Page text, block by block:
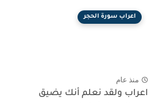
اعراب سورة الحجر
منذ عام
اعراب ولقد نعلم أنك يضيق